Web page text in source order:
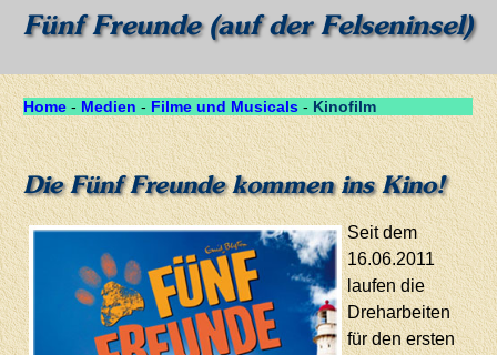
Fünf Freunde (auf der Felseninsel)
Home - Medien - Filme und Musicals - Kinofilm
Die Fünf Freunde kommen ins Kino!
Seit dem
16.06.2011
laufen die
Dreharbeiten
für den ersten